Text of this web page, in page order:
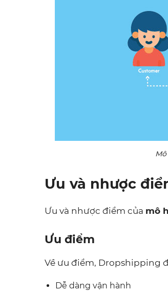
Ưu và nhược
Ưu và nhược điểm của mô
Ưu điểm
Về ưu điểm, Dropshipping
Dễ dàng vận hành